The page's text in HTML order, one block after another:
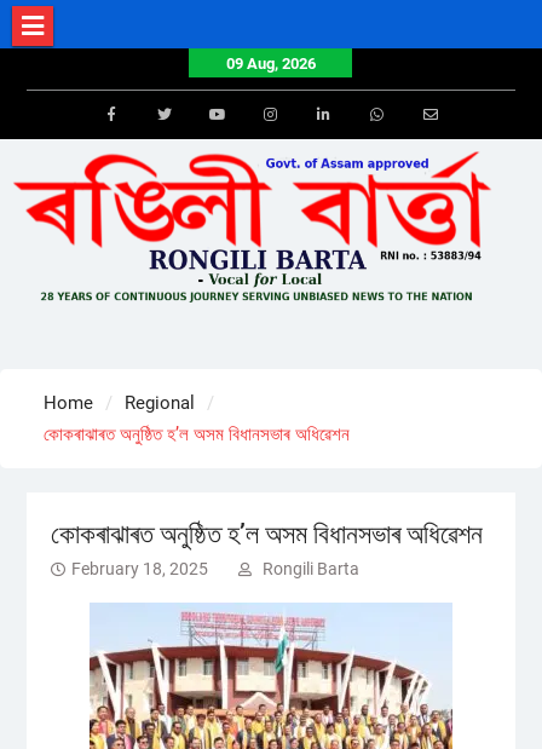
Skip
to
09 Aug, 2026
FacebookTwitterYoutube Email
Home
Regional
কোকৰাঝাৰত অনুষ্ঠিত হ’ল অসম বিধানসভাৰ অধিৱেশন
কোকৰাঝাৰত অনুষ্ঠিত হ’ল অসম বিধানসভাৰ অধিৱেশন
February 18, 2025 Rongili Barta